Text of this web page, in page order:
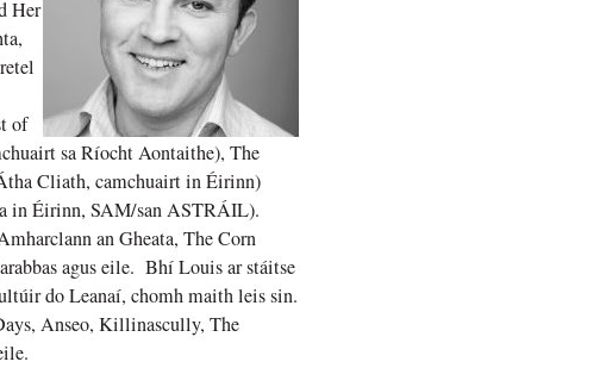
Her
of
sa Ríocht Aontaithe), The
Cliath, camchuairt in Éirinn)
in Éirinn, SAM/san ASTRÁIL).
an Gheata, The Corn
agus eile. Bhí Louis ar stáitse
do Leanaí, chomh maith leis sin.
Anseo, Killinascully, The